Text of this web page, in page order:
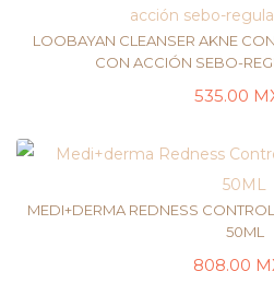
LOOBAYAN CLEANSER AKNE
CON ACCIÓN SEBO-
535.00
MEDI+DERMA REDNESS
50ML
808.00